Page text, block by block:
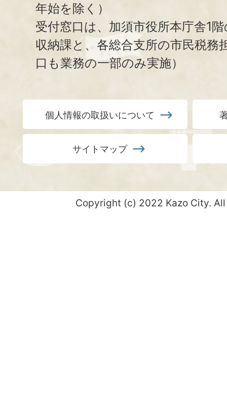
年始を除く）
受付窓口は、加須市役所本庁舎1
収納課と、 各総合支所の市民税務
口も業務の一部のみ実施）
個人情報の取扱いについて
サイトマップ
Copyright (c) 2022 Kazo City.